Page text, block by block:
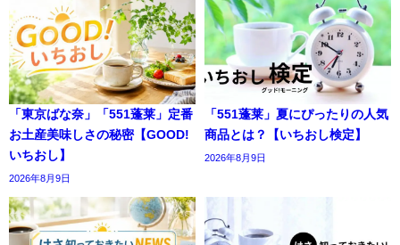
「東京ばな奈」「551蓬莱」定番
お土産美味しさの秘密【GOOD!
いちおし】
2026年8月9日
「551蓬莱」夏にぴったりの人気
商品とは？【いちおし検定】
2026年8月9日